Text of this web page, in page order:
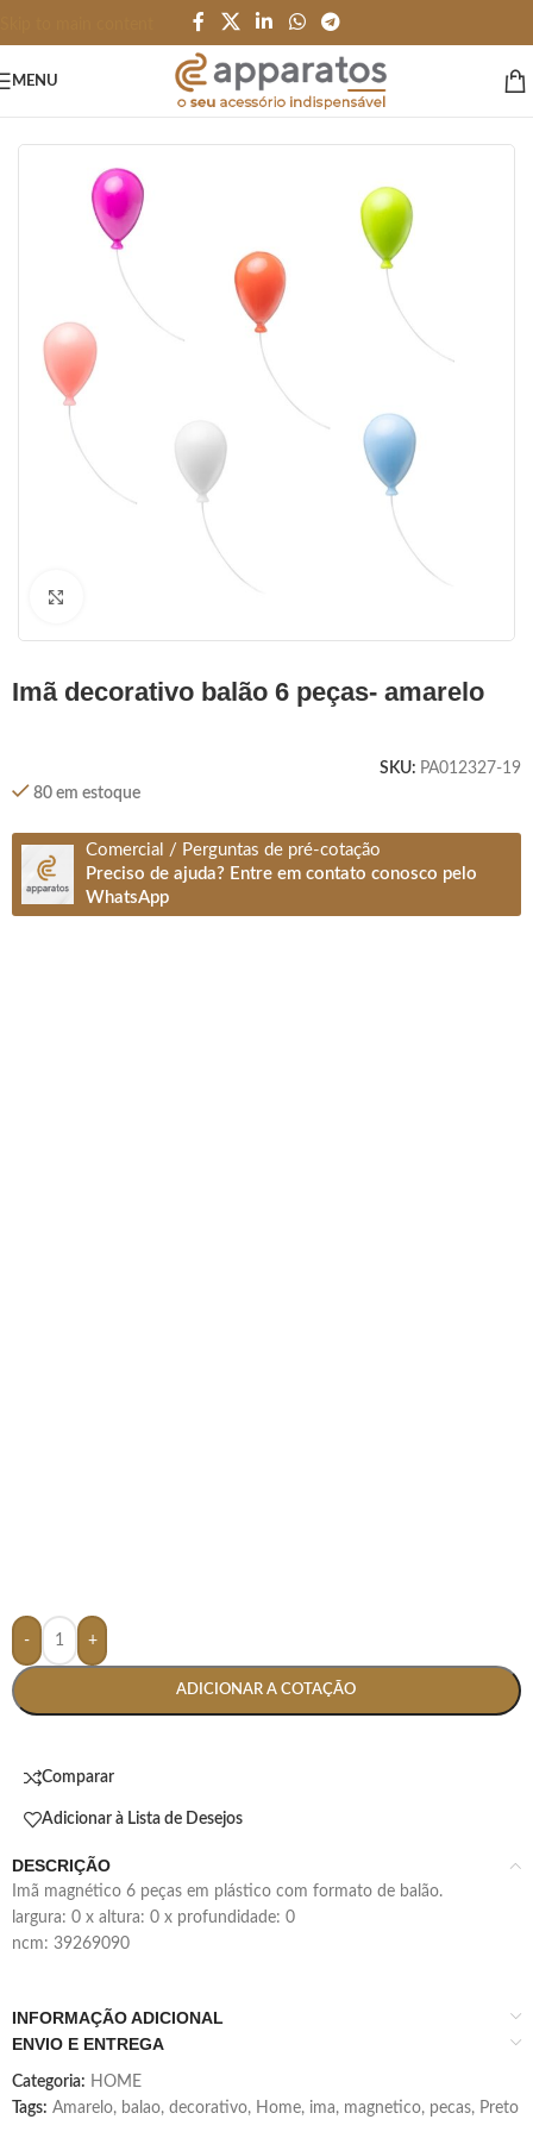
MENU
imã decorativo balão 6 peças- amarelo
SKU: PA012327-19
80 em estoque
Comercial / Perguntas de pré-cotação
Preciso de ajuda? Entre em contato conosco pelo
WhatsApp
- +
ADICIONAR A COTAÇÃO
Comparar
Adicionar à Lista de Desejos
DESCRIÇÃO
imã magnético 6 peças em plástico com formato de balão.
largura: 0 x altura: 0 x profundidade: 0
ncm: 39269090
INFORMAÇÃO ADICIONAL
ENVIO E ENTREGA
Categoria: HOME
Tags: Amarelo, balao, decorativo, Home, ima, magnetico, pecas, Preto